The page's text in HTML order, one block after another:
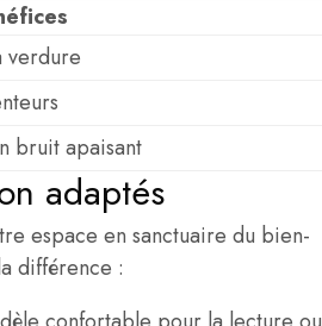
verdure
bruit apaisant
adaptés
espace en sanctuaire du bien-
différence :